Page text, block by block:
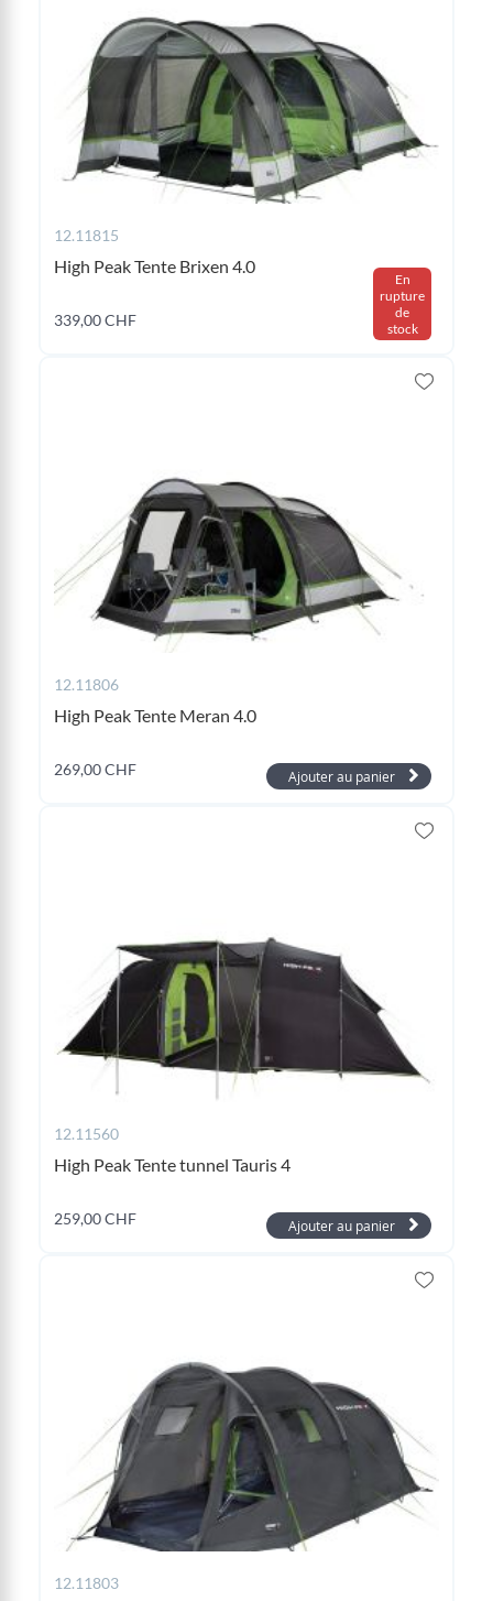
12.11815
High Peak Tente Brixen 4.0
339,00 CHF
En
rupture
de
stock
12.11806
High Peak Tente Meran 4.0
269,00 CHF Ajouter au panier
12.11560
High Peak Tente tunnel Tauris 4
259,00 CHF Ajouter au panier
12.11803